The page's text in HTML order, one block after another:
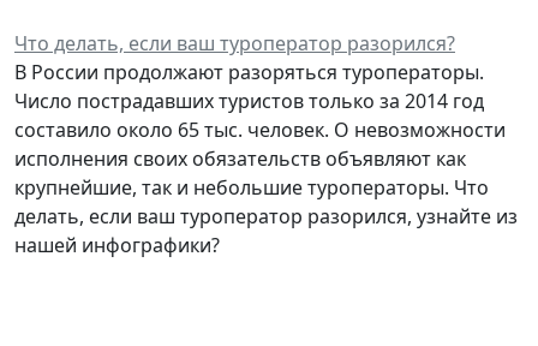
Что делать, если ваш туроператор разорился?
В России продолжают разоряться туроператоры.
Число пострадавших туристов только за 2014 год
составило около 65 тыс. человек. О невозможности
исполнения своих обязательств объявляют как
крупнейшие, так и небольшие туроператоры. Что
делать, если ваш туроператор разорился, узнайте из
нашей инфографики?